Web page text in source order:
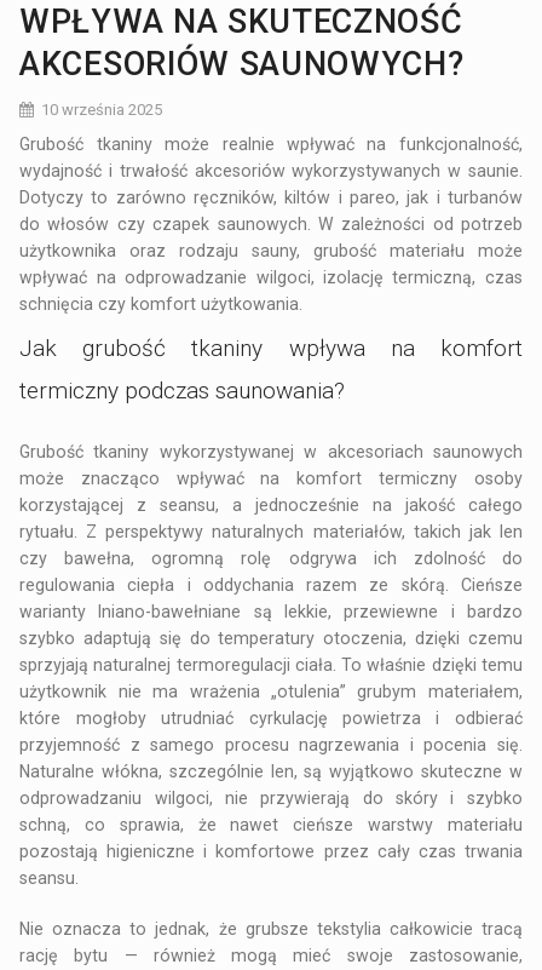
WPŁYWA NA SKUTECZNOŚĆ
AKCESORIÓW SAUNOWYCH?
10 września 2025
Grubość tkaniny może realnie wpływać na funkcjonalność,
wydajność i trwałość akcesoriów wykorzystywanych w saunie.
Dotyczy to zarówno ręczników, kiltów i pareo, jak i turbanów
do włosów czy czapek saunowych. W zależności od potrzeb
użytkownika oraz rodzaju sauny, grubość materiału może
wpływać na odprowadzanie wilgoci, izolację termiczną, czas
schnięcia czy komfort użytkowania.
Jak grubość tkaniny wpływa na komfort
termiczny podczas saunowania?
Grubość tkaniny wykorzystywanej w akcesoriach saunowych
może znacząco wpływać na komfort termiczny osoby
korzystającej z seansu, a jednocześnie na jakość całego
rytuału. Z perspektywy naturalnych materiałów, takich jak len
czy bawełna, ogromną rolę odgrywa ich zdolność do
regulowania ciepła i oddychania razem ze skórą. Cieńsze
warianty lniano-bawełniane są lekkie, przewiewne i bardzo
szybko adaptują się do temperatury otoczenia, dzięki czemu
sprzyjają naturalnej termoregulacji ciała. To właśnie dzięki temu
użytkownik nie ma wrażenia „otulenia” grubym materiałem,
które mogłoby utrudniać cyrkulację powietrza i odbierać
przyjemność z samego procesu nagrzewania i pocenia się.
Naturalne włókna, szczególnie len, są wyjątkowo skuteczne w
odprowadzaniu wilgoci, nie przywierają do skóry i szybko
schną, co sprawia, że nawet cieńsze warstwy materiału
pozostają higieniczne i komfortowe przez cały czas trwania
seansu.
Nie oznacza to jednak, że grubsze tekstylia całkowicie tracą
rację bytu — również mogą mieć swoje zastosowanie,